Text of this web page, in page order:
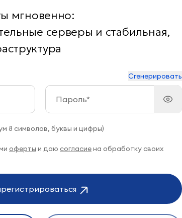
мгновенно:
серверы и стабильная,
Сгенерировать
8 символов, буквы и цифры)
оферты и даю согласиена обработку своих